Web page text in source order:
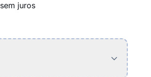
sem juros